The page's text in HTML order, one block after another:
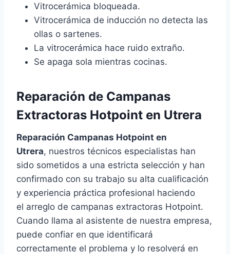
Vitrocerámica bloqueada.
Vitrocerámica de inducción no detecta las
ollas o sartenes.
La vitrocerámica hace ruido extraño.
Se apaga sola mientras cocinas.
Reparación de Campanas
Extractoras Hotpoint en Utrera
Reparación Campanas Hotpoint en
Utrera, nuestros técnicos especialistas han
sido sometidos a una estricta selección y han
confirmado con su trabajo su alta cualificación
y experiencia práctica profesional haciendo
el arreglo de campanas extractoras Hotpoint.
Cuando llama al asistente de nuestra empresa,
puede confiar en que identificará
correctamente el problema y lo resolverá en